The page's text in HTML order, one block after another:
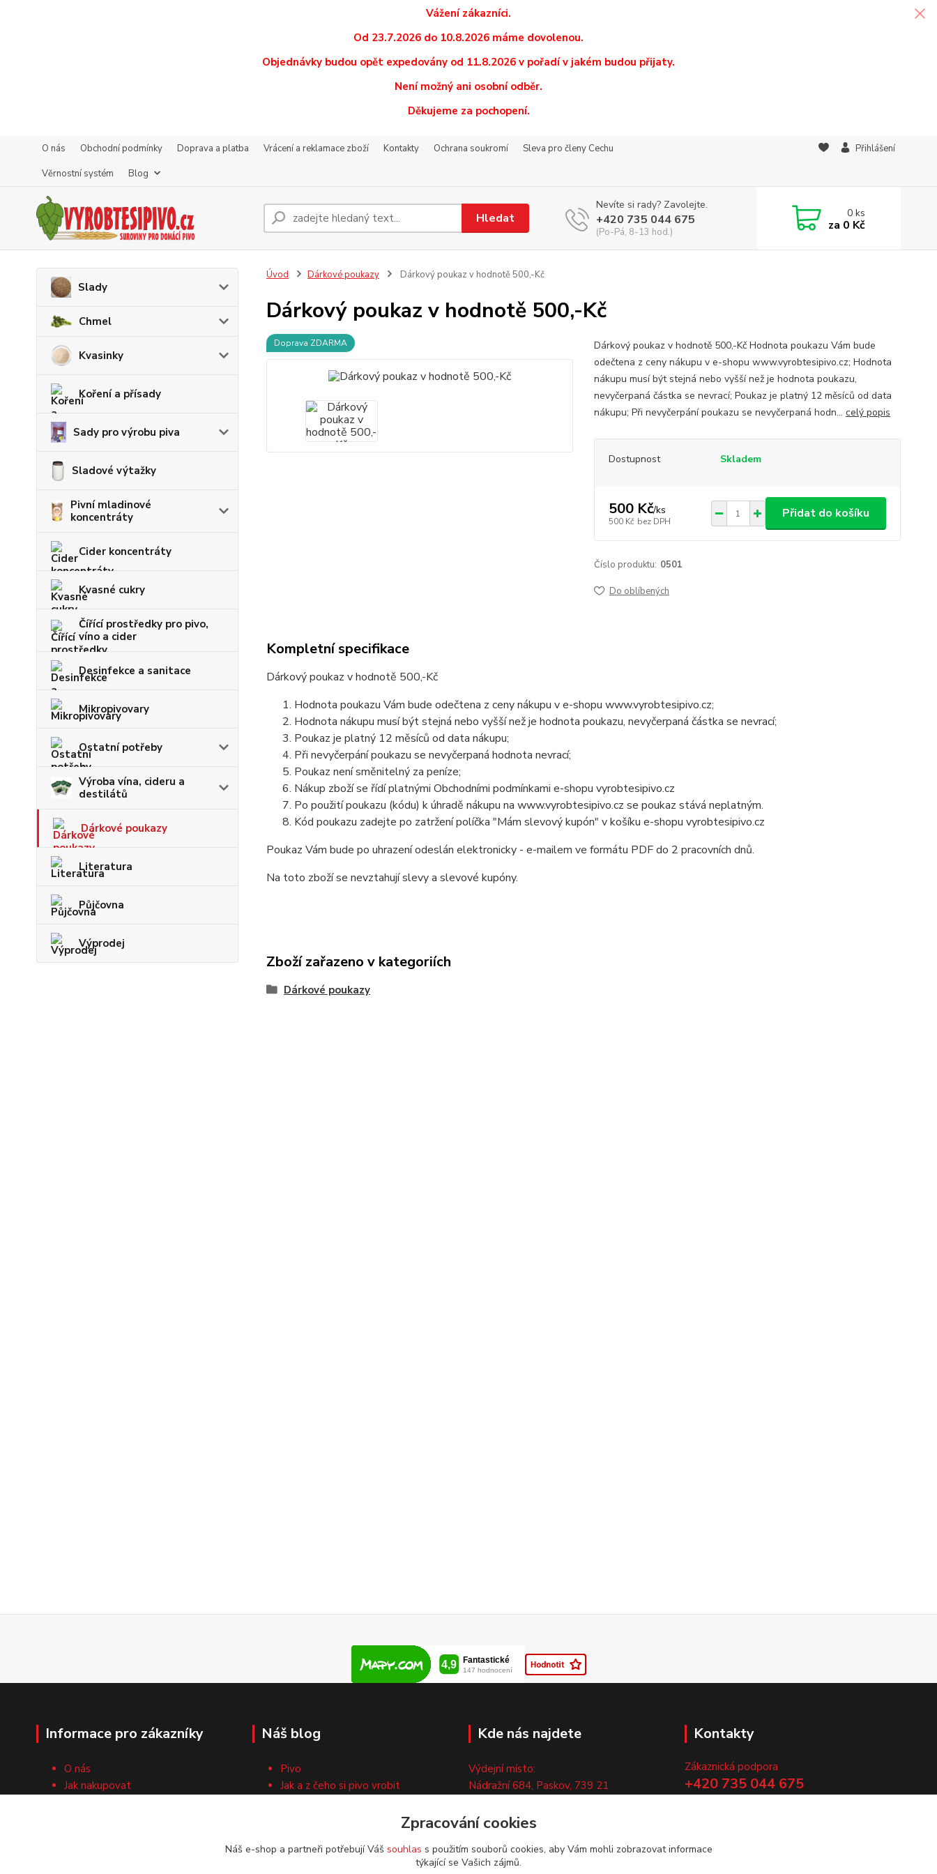
Vážení zákazníci.
Od 23.7.2026 do 10.8.2026 máme dovolenou.
Objednávky budou opět expedovány od 11.8.2026 v pořadí v jakém budou přijaty.
Není možný ani osobní odběr.
Děkujeme za pochopení.
O nás Obchodní podmínky Doprava a platba Vrácení a reklamace zboží Kontakty Ochrana soukromí
Sleva pro členy Cechu
Věrnostní systém
Blog
Přihlášení
Hledat
Nevíte si rady? Zavolejte.
+420 735 044 675
(Po-Pá, 8-13 hod.)
0ks
za 0 Kč
Slady
Chmel
Kvasinky
Koření a přísady
Sady pro výrobu piva
Sladové výtažky
Pivní mladinové
koncentráty
Cider koncentráty
Kvasné cukry
Čířící prostředky pro pivo,
víno a cider
Desinfekce a sanitace
Mikropivovary
Ostatní potřeby
Výroba vína, cideru a
destilátů
Dárkové poukazy
Literatura
Půjčovna
Výprodej
Úvod Dárkové poukazy Dárkový poukaz v hodnotě 500,-Kč
Dárkový poukaz v hodnotě 500,-Kč
Doprava ZDARMA
Dárkový poukaz v hodnotě 500,-Kč Hodnota poukazu Vám bude
odečtena z ceny nákupu v e-shopu www.vyrobtesipivo.cz; Hodnota
nákupu musí být stejná nebo vyšší než je hodnota poukazu,
nevyčerpaná částka se nevrací; Poukaz je platný 12 měsíců od data
nákupu; Při nevyčerpání poukazu se nevyčerpaná hodn... celý popis
Dostupnost Skladem
500 Kč/ks
500 Kč bez DPH
Přidat do košíku
Číslo produktu: 0501
Do oblíbených
Kompletní specifikace
Dárkový poukaz v hodnotě 500,-Kč
Hodnota poukazu Vám bude odečtena z ceny nákupu v e-shopu www.vyrobtesipivo.cz;
Hodnota nákupu musí být stejná nebo vyšší než je hodnota poukazu, nevyčerpaná částka se nevrací;
Poukaz je platný 12 měsíců od data nákupu;
Při nevyčerpání poukazu se nevyčerpaná hodnota nevrací;
Poukaz není směnitelný za peníze;
Nákup zboží se řídí platnými Obchodními podmínkami e-shopu vyrobtesipivo.cz
Po použití poukazu (kódu) k úhradě nákupu na www.vyrobtesipivo.cz se poukaz stává neplatným.
Kód poukazu zadejte po zatržení políčka "Mám slevový kupón" v košíku e-shopu vyrobtesipivo.cz
Poukaz Vám bude po uhrazení odeslán elektronicky - e-mailem ve formátu PDF do 2 pracovních dnů.
Na toto zboží se nevztahují slevy a slevové kupóny.
Zboží zařazeno v kategoriích
Dárkové poukazy
Informace pro zákazníky
O nás
Jak nakupovat
Náš blog
Pivo
Jak a z čeho si pivo vrobit
Kde nás najdete
Výdejní místo:
Nádražní 684, Paskov, 739 21
Pouze po předchozí tel. domluvě.
Kontakty
Zákaznická podpora
+420 735 044 675
Zpracování cookies
Náš e-shop a partneři potřebují Váš souhlas s použitím souborů cookies, aby Vám mohli zobrazovat informace
týkající se Vašich zájmů.